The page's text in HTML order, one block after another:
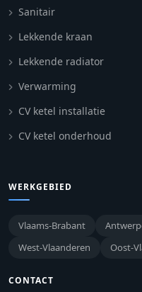
Sanitair
Lekkende kraan
Lekkende radiator
Verwarming
CV ketel installatie
CV ketel onderhoud
WERKGEBIED
Vlaams-Brabant
West-Vlaanderen
Oost-
CONTACT